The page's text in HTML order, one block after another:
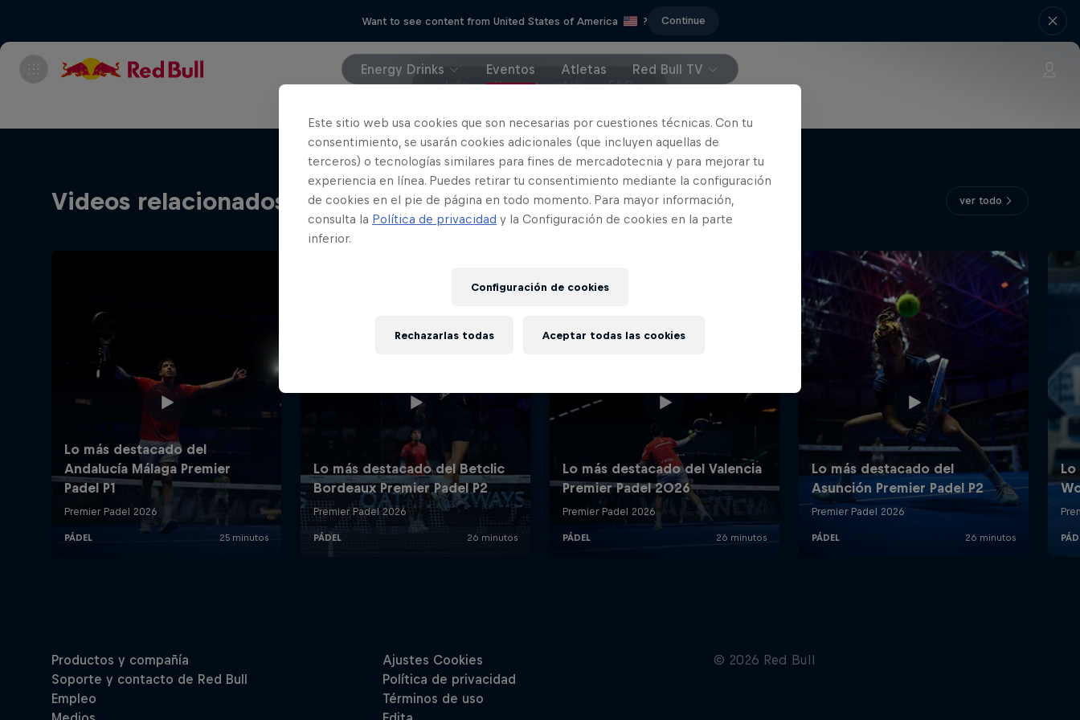
Want to see content from United States of America ? Continue
Energy Drinks Eventos Atletas
Red Bull TV
Info
How to watch FAQ
Videos relacionados ver todo
Este sitio web usa cookies que son necesarias por cuestiones técnicas. Con tu
consentimiento, se usarán cookies adicionales (que incluyen aquellas de
terceros) o tecnologías similares para fines de mercadotecnia y para mejorar tu
experiencia en línea. Puedes retirar tu consentimiento mediante la configuración
de cookies en el pie de página en todo momento. Para mayor información,
consulta la Política de privacidad y la Configuración de cookies en la parte
inferior.
Configuración de cookies
Rechazarlas todas Aceptar todas las cookies